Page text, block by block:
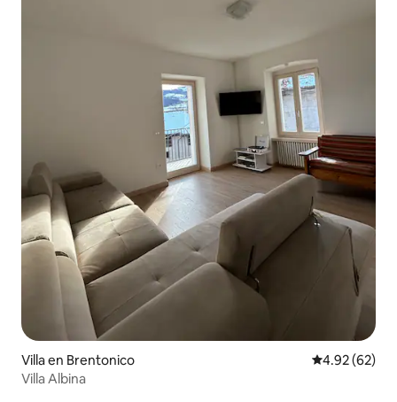
Villa en Brentonico Calificación
4.92 (62)
Villa Albina